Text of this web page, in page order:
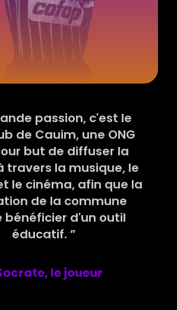
passion, c'est le
de Cauim, une ONG
but de diffuser la
travers la musique, le
le cinéma, afin que la
de la commune
bénéficier d'un outil
éducatif. ”
le joueur